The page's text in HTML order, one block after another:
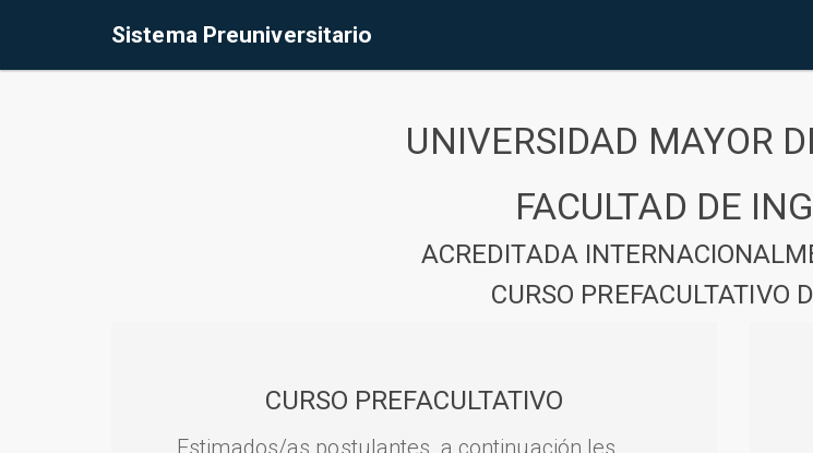
Sistema Preuniversitario
UNIVERSIDAD MAYOR
FACULTAD DE
ACREDITADA
CURSO PREFACULTATIVO
CURSO PREFACULTATIVO
Estimados/as postulantes, a continuación les